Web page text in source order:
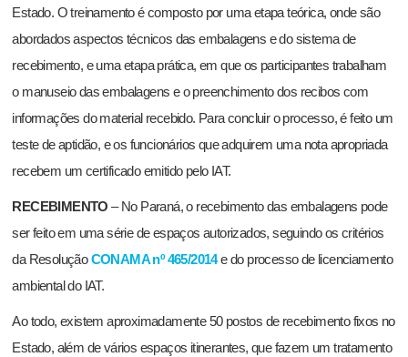
Estado. O treinamento é composto por uma etapa teórica, onde são
abordados aspectos técnicos das embalagens e do sistema de
recebimento, e uma etapa prática, em que os participantes trabalham
o manuseio das embalagens e o preenchimento dos recibos com
informações do material recebido. Para concluir o processo, é feito um
teste de aptidão, e os funcionários que adquirem uma nota apropriada
recebem um certificado emitido pelo IAT.
RECEBIMENTO– No Paraná, o recebimento das embalagens pode
ser feito em uma série de espaços autorizados, seguindo os critérios
da ResoluçãoCONAMA nº 465/2014e do processo de licenciamento
ambiental do IAT.
Ao todo, existem aproximadamente 50 postos de recebimento fixos no
Estado, além de vários espaços itinerantes, que fazem um tratamento